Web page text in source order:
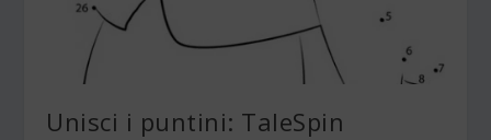
Unisci i puntini: TaleSpin